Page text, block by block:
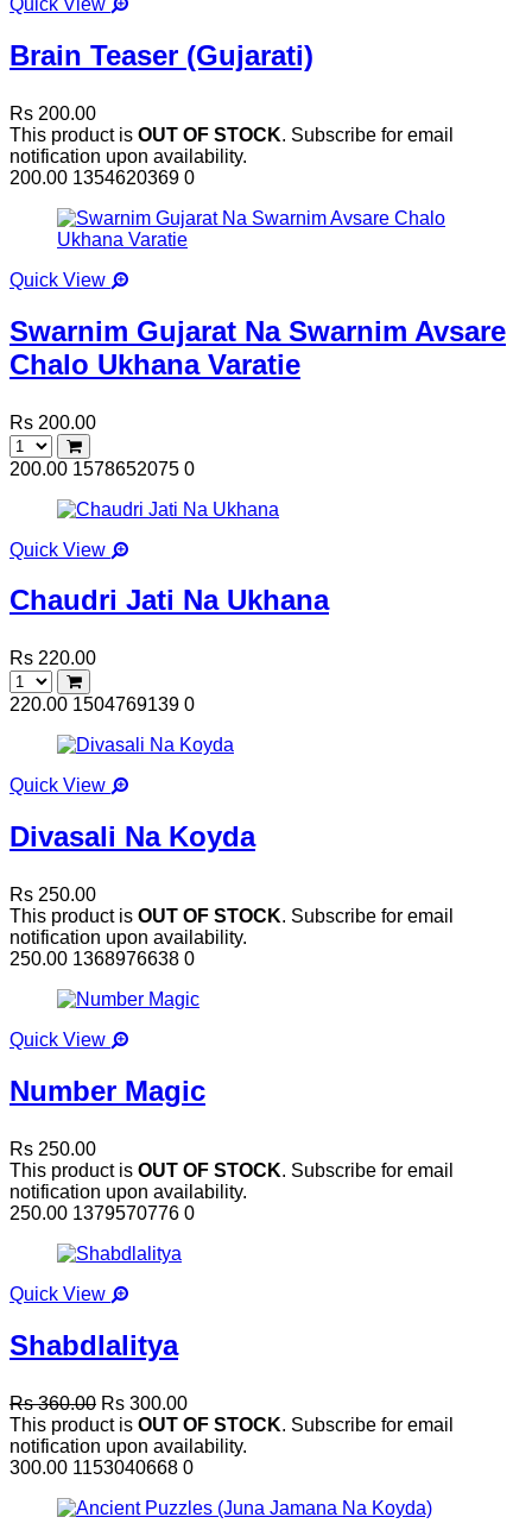
Brain Teaser (Gujarati)
Rs 200.00
This product is OUT OF STOCK. Subscribe for email
notification upon availability.
200.00 1354620369 0
Quick View
Swarnim Gujarat Na Swarnim Avsare
Chalo Ukhana Varatie
Rs 200.00
200.00 1578652075 0
Quick View
Chaudri Jati Na Ukhana
Rs 220.00
220.00 1504769139 0
Quick View
Divasali Na Koyda
Rs 250.00
This product is OUT OF STOCK. Subscribe for email
notification upon availability.
250.00 1368976638 0
Quick View
Number Magic
Rs 250.00
This product is OUT OF STOCK. Subscribe for email
notification upon availability.
250.00 1379570776 0
Quick View
Shabdlalitya
Rs 360.00 Rs 300.00
This product is OUT OF STOCK. Subscribe for email
notification upon availability.
300.00 1153040668 0